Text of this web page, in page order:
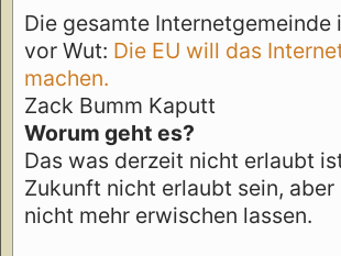
Die gesamte Internetgemeinde
vor Wut: Die EU will das
machen.
Zack Bumm Kaputt
Worum geht es?
Das was derzeit nicht erlaubt
Zukunft nicht erlaubt sein,
nicht mehr erwischen lassen.